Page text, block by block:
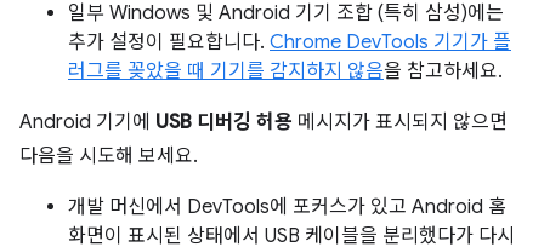
일부 Windows 및 Android 기기 조합 (특히 삼성)에는
추가 설정이 필요합니다. Chrome DevTools 기기가 플
러그를 꽂았을 때 기기를 감지하지 않음을 참고하세요.
Android 기기에 USB 디버깅 허용 메시지가 표시되지 않으면
다음을 시도해 보세요.
개발 머신에서 DevTools에 포커스가 있고 Android 홈
화면이 표시된 상태에서 USB 케이블을 분리했다가 다시